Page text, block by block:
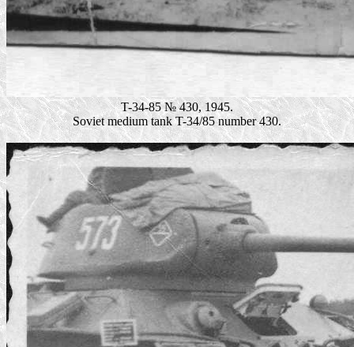
T-34-85 № 430, 1945.
Soviet medium tank T-34/85 number 430.